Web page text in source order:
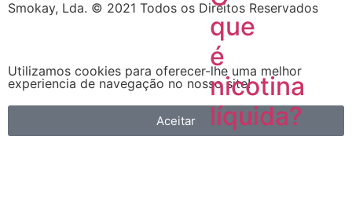
que
é
nicotina
líquida?
Smokay, Lda. © 2021 Todos os Direitos Reservados
Utilizamos cookies para oferecer-lhe uma melhor
experiencia de navegação no nosso site!
Aceitar